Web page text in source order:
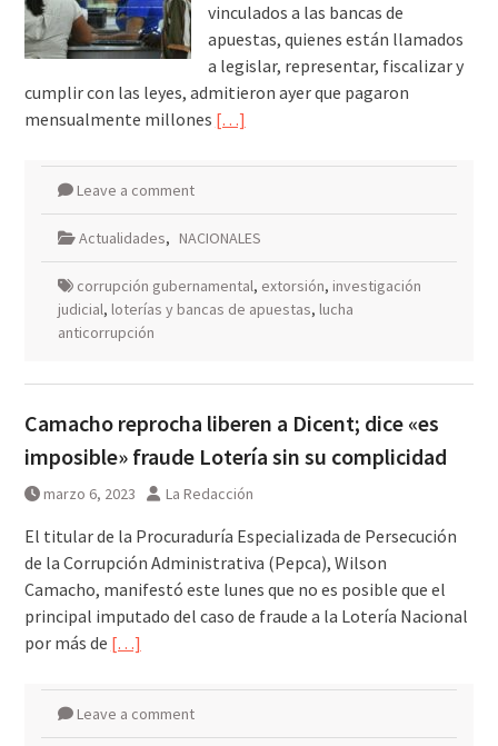
vinculados a las bancas de
apuestas, quienes están llamados
a legislar, representar, fiscalizar y
cumplir con las leyes, admitieron ayer que pagaron
mensualmente millones […]
Leave a comment
Actualidades, NACIONALES
corrupción gubernamental, extorsión, investigación
judicial, loterías y bancas de apuestas, lucha
anticorrupción
Camacho reprocha liberen a Dicent; dice «es
imposible» fraude Lotería sin su complicidad
marzo 6, 2023 La Redacción
El titular de la Procuraduría Especializada de Persecución
de la Corrupción Administrativa (Pepca), Wilson
Camacho, manifestó este lunes que no es posible que el
principal imputado del caso de fraude a la Lotería Nacional
por más de […]
Leave a comment